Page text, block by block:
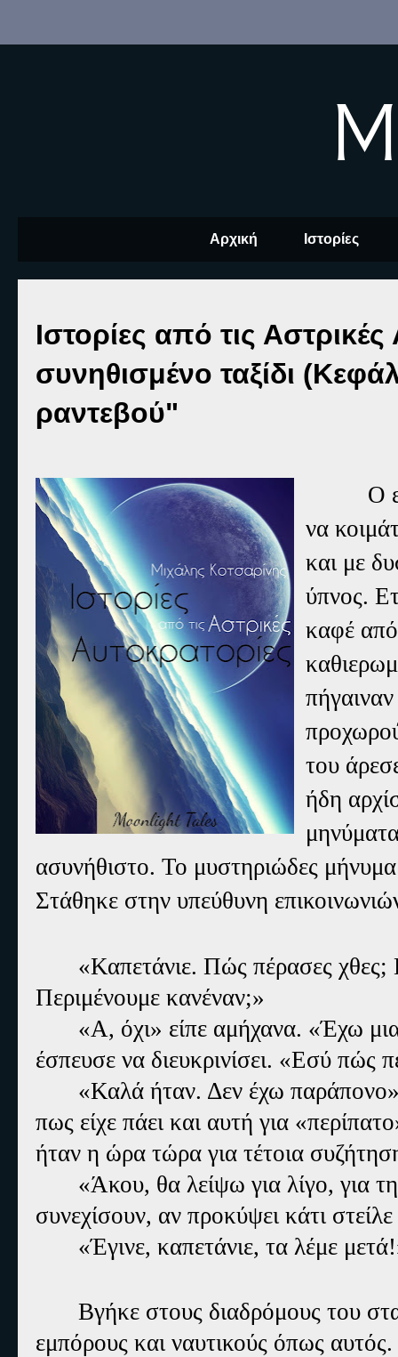
Αρχική Ιστορίες
Ιστορίες από τις
συνηθισμένο ταξίδι
ραντεβού"
Ο
να
και με
ύπνος.
καφέ από
του
ήδη
ασυνήθιστο. Το μυστηριώδες
Στάθηκε στην υπεύθυνη
«Καπετάνιε. Πώς πέρασες χθες;
Περιμένουμε κανέναν;»
«Α, όχι» είπε αμήχανα. «Έχω
έσπευσε να διευκρινίσει. «Εσύ πώς
«Καλά ήταν. Δεν έχω
πως είχε πάει και αυτή για
ήταν η ώρα τώρα για τέτοια
«Άκου, θα λείψω για λίγο, για
συνεχίσουν, αν προκύψει κάτι
«Έγινε, καπετάνιε, τα λέμε
Βγήκε στους διαδρόμους του
εμπόρους και ναυτικούς όπως